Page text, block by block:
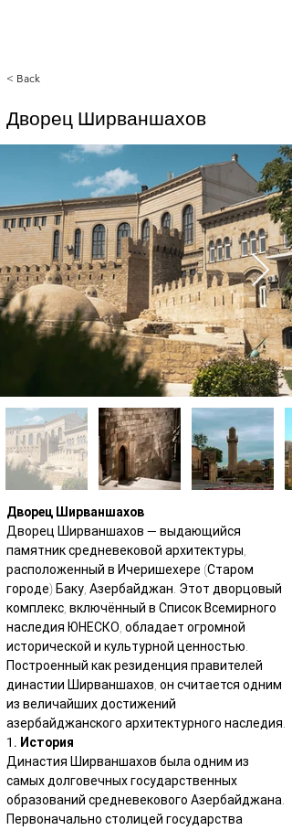
< Back
Дворец Ширваншахов
Дворец Ширваншахов
Дворец Ширваншахов — выдающийся
памятник средневековой архитектуры,
расположенный в Ичеришехере (Старом
городе) Баку, Азербайджан. Этот дворцовый
комплекс, включённый в Список Всемирного
наследия ЮНЕСКО, обладает огромной
исторической и культурной ценностью.
Построенный как резиденция правителей
династии Ширваншахов, он считается одним
из величайших достижений
азербайджанского архитектурного наследия.
1. История
Династия Ширваншахов была одним из
самых долговечных государственных
образований средневекового Азербайджана.
Первоначально столицей государства